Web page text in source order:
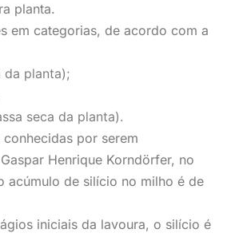
planta.
em categorias, de acordo com a
da planta);
seca da planta).
por serem
Henrique Korndörfer, no
acúmulo de silício no milho é de
iniciais da lavoura, o silício é